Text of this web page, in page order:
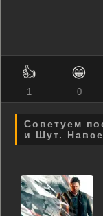
👍
1
😁
0
Советуем
и Шут.